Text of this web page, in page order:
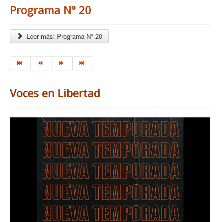
Programa N° 20
Leer más: Programa N° 20
Voces en Libertad